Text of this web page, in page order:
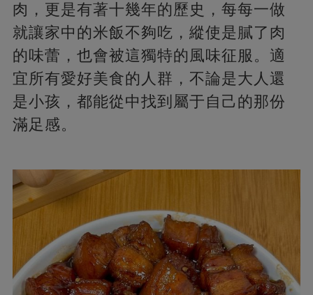
肉，更是有著十幾年的歷史，每每一做
就讓家中的米飯不夠吃，縱使是膩了肉
的味蕾，也會被這獨特的風味征服。適
宜所有愛好美食的人群，不論是大人還
是小孩，都能從中找到屬于自己的那份
滿足感。